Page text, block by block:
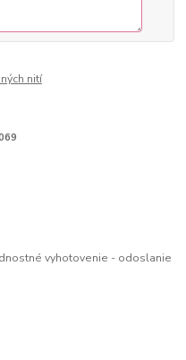
nití
vyhotovenie - odoslanie